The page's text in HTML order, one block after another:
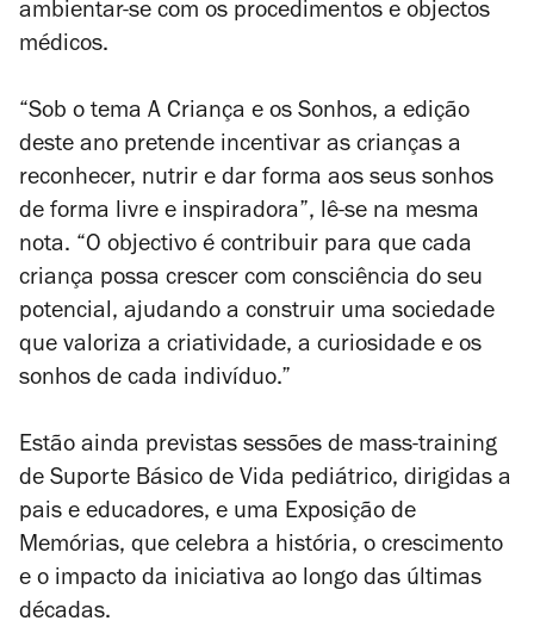
ambientar-se com os procedimentos e objectos
médicos.
“Sob o tema A Criança e os Sonhos, a edição
deste ano pretende incentivar as crianças a
reconhecer, nutrir e dar forma aos seus sonhos
de forma livre e inspiradora”, lê-se na mesma
nota. “O objectivo é contribuir para que cada
criança possa crescer com consciência do seu
potencial, ajudando a construir uma sociedade
que valoriza a criatividade, a curiosidade e os
sonhos de cada indivíduo.”
Estão ainda previstas sessões de mass-training
de Suporte Básico de Vida pediátrico, dirigidas a
pais e educadores, e uma Exposição de
Memórias, que celebra a história, o crescimento
e o impacto da iniciativa ao longo das últimas
décadas.